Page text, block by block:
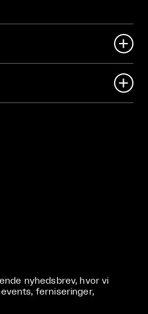


nyhedsbrev, hvor vi
ferniseringer,